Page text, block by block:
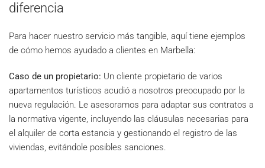
diferencia
Para hacer nuestro servicio más tangible, aquí tiene ejemplos
de cómo hemos ayudado a clientes en Marbella:
Caso de un propietario: Un cliente propietario de varios
apartamentos turísticos acudió a nosotros preocupado por la
nueva regulación. Le asesoramos para adaptar sus contratos a
la normativa vigente, incluyendo las cláusulas necesarias para
el alquiler de corta estancia y gestionando el registro de las
viviendas, evitándole posibles sanciones.